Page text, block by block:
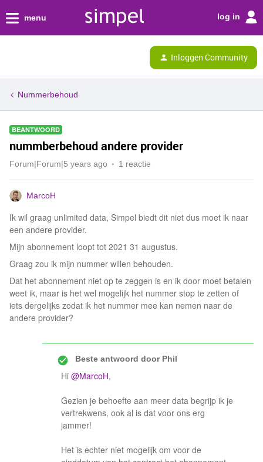
menu log in
Inloggen Community
Nummerbehoud
BEANTWOORD
nummberbehoud andere provider
Forum|Forum|5 years ago 1 reactie
MarcoH
Ik wil graag unlimited data, Simpel biedt dit niet dus moet ik naar
een andere provider.
Mijn abonnement loopt tot 2021 31 augustus.
Graag zou ik mijn nummer willen behouden.
Dat het abonnement niet op te zeggen is en ik door moet betalen
weet ik, maar is het wel mogelijk het nummer stop te zetten of
iets dergelijks zodat ik het nummer mee kan nemen naar de
andere provider?
Beste antwoord doorPhil
Hi @MarcoH,
Gezien je behoefte aan meer data begrijp ik je
vertrekwens, ook al is dat voor ons erg
jammer!
Het is echter niet mogelijk om voor de